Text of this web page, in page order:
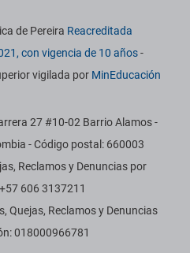
de Pereira Reacreditada
con vigencia de 10 años-
vigilada por MinEducación
27 #10-02 Barrio Alamos -
- Código postal: 660003
Reclamos y Denuncias por
606 3137211
Quejas, Reclamos y Denuncias
018000966781